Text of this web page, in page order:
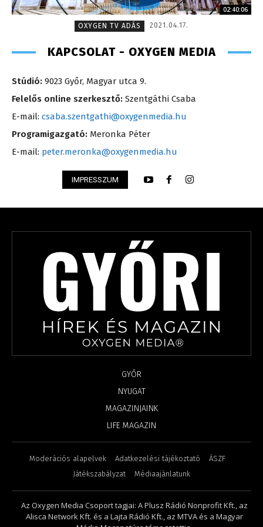
02:40:06
OXYGEN TV ADÁS
2021.04.17.
KAPCSOLAT - OXYGEN MEDIA
Stúdió: 9023 Győr, Magyar utca 9.
Felelős online szerkesztő: Szentgáthi Csaba
E-mail: csaba.szentgathi@oxygenmedia.hu
Programigazgató: Meronka Péter
E-mail: peter.meronka@oxygenmedia.hu
IMPRESSZUM
GYŐR
NYUGAT
MAGAZINJAINK
LIFE MAGAZIN
Moderációs alapelvek Adatkezelési tájékoztató
ÁSZF
Játékszabályzat
Médiaajánlatunk
Az Oxygen Media Csoport tagjai: A Plusz Rádió Nonprofit Kft., az
Alisca Network Kft. és a Lajta Rádió Kft., az MTVA és a Magyar